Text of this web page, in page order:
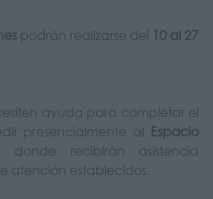
podrán realizarse del 10 al 27
ayuda para completar el
presencialmente al Espacio
, donde recibirán asistencia
atención establecidos.